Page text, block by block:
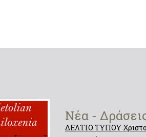
Νέα -
ΔΕΛΤΙΟ ΤΥΠΟΥ